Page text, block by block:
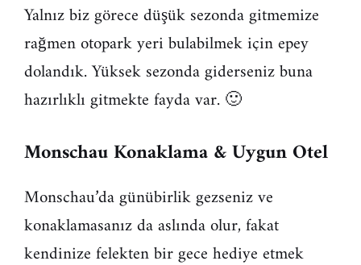
Yalnız biz görece düşük sezonda gitmemize
rağmen otopark yeri bulabilmek için epey
dolandık. Yüksek sezonda giderseniz buna
hazırlıklı gitmekte fayda var. 🙂
Monschau Konaklama & Uygun Otel
Monschau’da günübirlik gezseniz ve
konaklamasanız da aslında olur, fakat
kendinize felekten bir gece hediye etmek